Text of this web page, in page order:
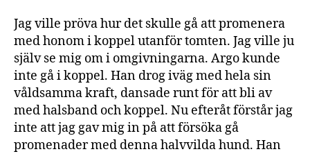
Jag ville pröva hur det skulle gå att promenera
med honom i koppel utanför tomten. Jag ville ju
själv se mig om i omgivningarna. Argo kunde
inte gå i koppel. Han drog iväg med hela sin
våldsamma kraft, dansade runt för att bli av
med halsband och koppel. Nu efteråt förstår jag
inte att jag gav mig in på att försöka gå
promenader med denna halvvilda hund. Han